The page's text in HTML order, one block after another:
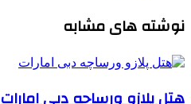
نوشته های مشابه
هتل پلازو ورساچه دبی امارات